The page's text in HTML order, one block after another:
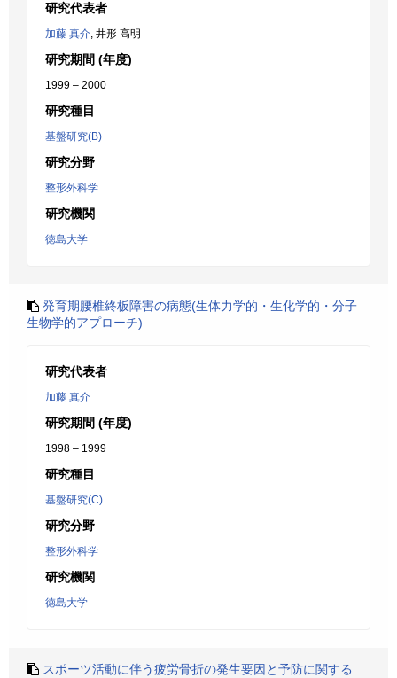
研究代表者
加藤 真介, 井形 高明
研究期間 (年度)
1999 – 2000
研究種目
基盤研究(B)
研究分野
整形外科学
研究機関
徳島大学
発育期腰椎終板障害の病態(生体力学的・生化学的・分子
生物学的アプローチ)
研究代表者
加藤 真介
研究期間 (年度)
1998 – 1999
研究種目
基盤研究(C)
研究分野
整形外科学
研究機関
徳島大学
スポーツ活動に伴う疲労骨折の発生要因と予防に関する